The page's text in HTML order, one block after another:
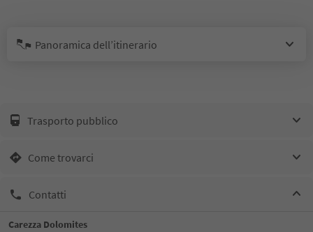
Panoramica dell’itinerario
Trasporto pubblico
Come trovarci
Contatti
Carezza Dolomites